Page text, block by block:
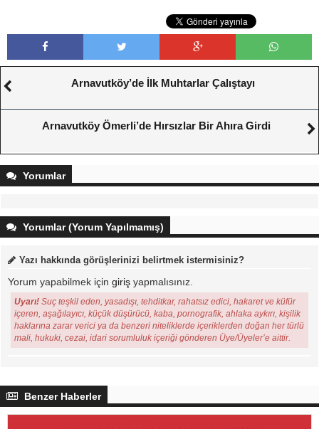
Arnavutköy’de İlk Muhtarlar Çalıştayı
Arnavutköy Ömerli’de Hırsızlar Bir Ahıra Girdi
Yorumlar
Yorumlar (Yorum Yapılmamış)
Yazı hakkında görüşlerinizi belirtmek istermisiniz?
Yorum yapabilmek için giriş yapmalısınız.
Uyarı! Suç teşkil eden, yasadışı, tehditkar, rahatsız edici, hakaret ve küfür
içeren, aşağılayıcı, küçük düşürücü, kaba, pornografik, ahlaka aykırı, kişilik
haklarına zarar verici ya da benzeri niteliklerde içeriklerden doğan her türlü
mali, hukuki, cezai, idari sorumluluk içeriği gönderen Üye/Üyeler’e aittir.
Benzer Haberler